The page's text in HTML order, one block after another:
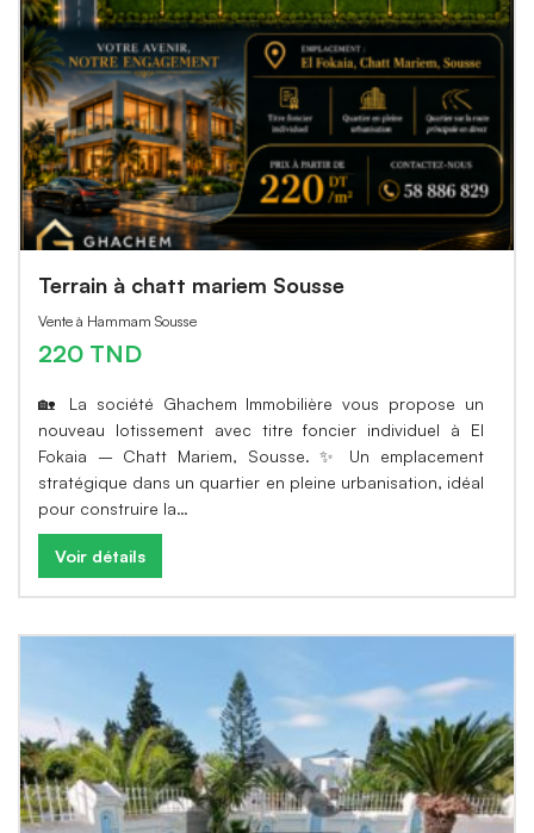
Terrain à chatt mariem Sousse
Vente à Hammam Sousse
220 TND
🏡 La société Ghachem Immobilière vous propose un
nouveau lotissement avec titre foncier individuel à El
Fokaia – Chatt Mariem, Sousse. ✨ Un emplacement
stratégique dans un quartier en pleine urbanisation, idéal
pour construire la…
Voir détails